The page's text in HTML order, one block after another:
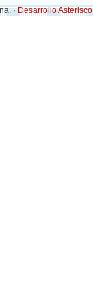
·Desarrollo